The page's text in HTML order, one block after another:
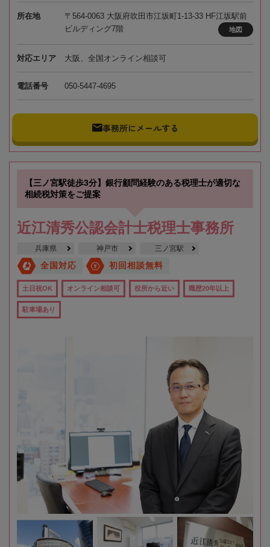
所在地
〒564-0063 大阪府吹田市江坂町1-13-33 HF江坂駅前
ビルディング7階
地図
対応エリア 大阪、全国オンライン相談可
電話番号 050-5447-4695
事務所にメールする
【三ノ宮駅徒歩3分】銀行顧問経験のある税理士が適切な
相続税対策をご提案
近江清秀公認会計士税理士事務所
兵庫県 神戸市 三ノ宮駅
全国対応 初回相談無料
土日祝OK オンライン相談可 役所から近い 職歴20年以上
駐車場あり